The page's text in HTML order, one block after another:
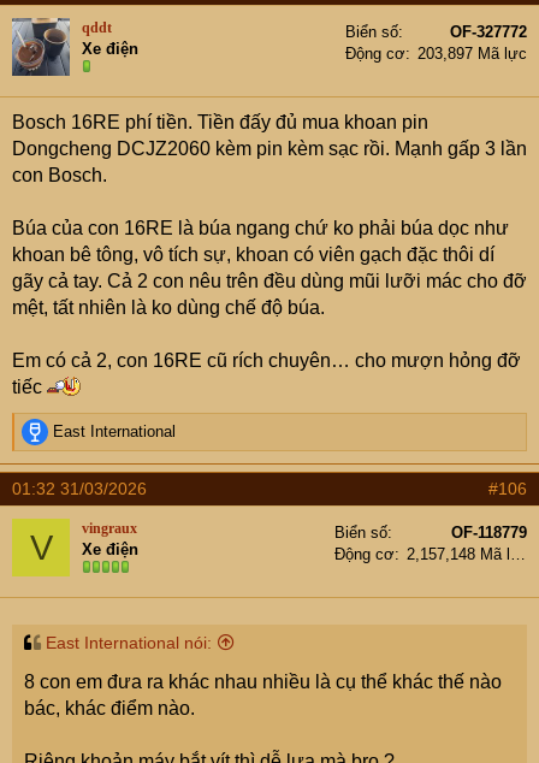
Khoan tường dầy 13-14 cm thì nhà cháu dùng khoan
điện, còn bắt ống gen vào tường, khoan lỗ 6 nhà cháu
dùng khoan pin. Cục pin 2A bé tý thế thôi mà khoan
tường, có chỗ còn khoan vào trụ bê tông, thế mà cứ thun
thút, khoan gần 20 mũi mà pin chỉ hụt đi mất 1 vạch:
qddt
Xe điện
Biển số
OF-327772
Động cơ
203,897 Mã lực
Bosch 16RE phí tiền. Tiền đấy đủ mua khoan pin
Dongcheng DCJZ2060 kèm pin kèm sạc rồi. Mạnh gấp 3 lần
con Bosch.
Búa của con 16RE là búa ngang chứ ko phải búa dọc như
khoan bê tông, vô tích sự, khoan có viên gạch đặc thôi dí
gãy cả tay. Cả 2 con nêu trên đều dùng mũi lưỡi mác cho đỡ
mệt, tất nhiên là ko dùng chế độ búa.
Em có cả 2, con 16RE cũ rích chuyên… cho mượn hỏng đỡ
tiếc
R
e
a
c
t
i
n
s
East International
01:32 31/03/2026 #106
V vingraux
Xe điện
Biển số
OF-118779
Động cơ
2,157,148 Mã lực
East International nói:
8 con em đưa ra khác nhau nhiều là cụ thể khác thế nào
bác, khác điểm nào.